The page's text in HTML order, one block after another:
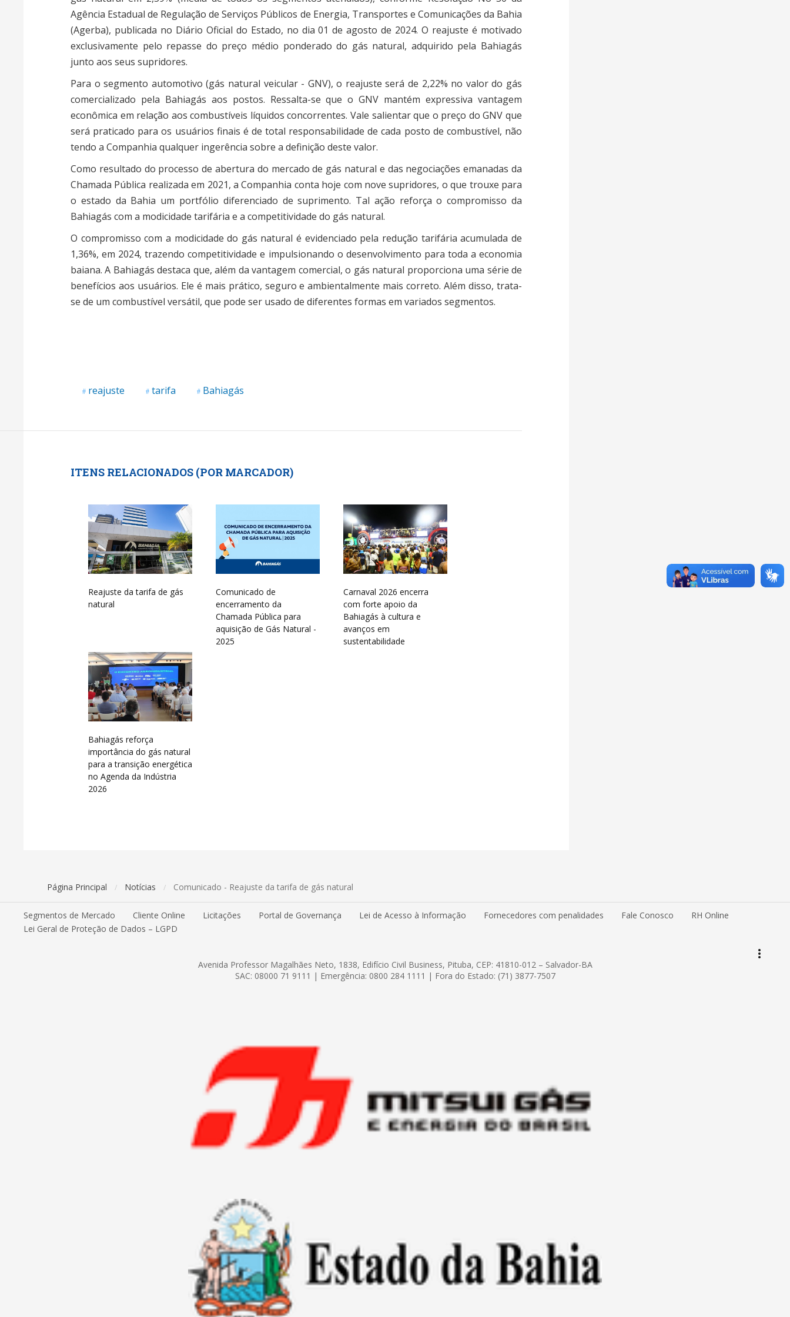
Agência Estadual de Regulação de Serviços Públicos de Energia, Transportes e Comunicações da Bahia
(Agerba), publicada no Diário Oficial do Estado, no dia 01 de agosto de 2024. O reajuste é motivado
exclusivamente pelo repasse do preço médio ponderado do gás natural, adquirido pela Bahiagás
junto aos seus supridores.
Para o segmento automotivo (gás natural veicular - GNV), o reajuste será de 2,22% no valor do gás
comercializado pela Bahiagás aos postos. Ressalta-se que o GNV mantém expressiva vantagem
econômica em relação aos combustíveis líquidos concorrentes. Vale salientar que o preço do GNV que
será praticado para os usuários finais é de total responsabilidade de cada posto de combustível, não
tendo a Companhia qualquer ingerência sobre a definição deste valor.
Como resultado do processo de abertura do mercado de gás natural e das negociações emanadas da
Chamada Pública realizada em 2021, a Companhia conta hoje com nove supridores, o que trouxe para
o estado da Bahia um portfólio diferenciado de suprimento. Tal ação reforça o compromisso da
Bahiagás com a modicidade tarifária e a competitividade do gás natural.
O compromisso com a modicidade do gás natural é evidenciado pela redução tarifária acumulada de
1,36%, em 2024, trazendo competitividade e impulsionando o desenvolvimento para toda a economia
baiana. A Bahiagás destaca que, além da vantagem comercial, o gás natural proporciona uma série de
benefícios aos usuários. Ele é mais prático, seguro e ambientalmente mais correto. Além disso, trata-
se de um combustível versátil, que pode ser usado de diferentes formas em variados segmentos.
reajuste tarifa Bahiagás
ITENS RELACIONADOS (POR MARCADOR)
Reajuste da tarifa de gás
natural
Comunicado de
encerramento da
Chamada Pública para
aquisição de Gás Natural -
2025
Carnaval 2026 encerra
com forte apoio da
Bahiagás à cultura e
avanços em
sustentabilidade
Bahiagás reforça
importância do gás natural
para a transição energética
no Agenda da Indústria
2026
Página Principal / Notícias / Comunicado - Reajuste da tarifa de gás natural
Segmentos de Mercado Cliente Online Licitações Portal de Governança Lei de Acesso à Informação Fornecedores com penalidades Fale Conosco
RH Online
Lei Geral de Proteção de Dados – LGPD
more_vert
Avenida Professor Magalhães Neto, 1838, Edifício Civil Business, Pituba, CEP: 41810-012 – Salvador-BA
SAC: 08000 71 9111 | Emergência: 0800 284 1111 | Fora do Estado: (71) 3877-7507